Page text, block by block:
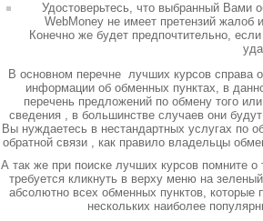
Удостоверьтесь, что выбранный Вами
WebMoney не имеет претензий жалоб
Конечно же будет предпочтительно,
В основном перечне лучших курсов справа
информации об обменных пунктах, в
перечень предложений по обмену того
сведения , в большинстве случаев они
Вы нуждаетесь в нестандартных услугах по
обратной связи , как правило владельцы
А так же при поиске лучших курсов помните
требуется кликнуть в верху меню на
абсолютно всех обменных пунктов,
нескольких наиболее